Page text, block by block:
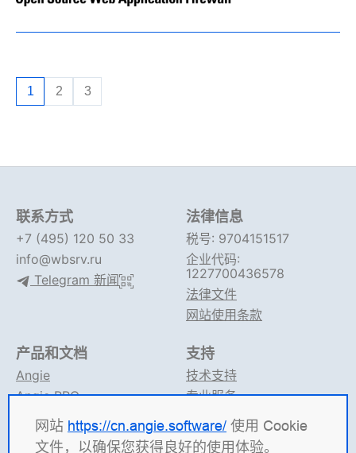
1 2 3
网站 https://cn.angie.software/ 使用 Cookie
文件，以确保您获得良好的使用体验。
联系方式
+7 (495) 120 50 33
info@wbsrv.ru
Telegram 新闻
法律信息
税号: 9704151517
企业代码:
1227700436578
法律文件
网站使用条款
产品和文档
Angie
Angie PRO
ANIC
Angie 文档
支持
技术支持
专业服务
论坛
Telegram 支持